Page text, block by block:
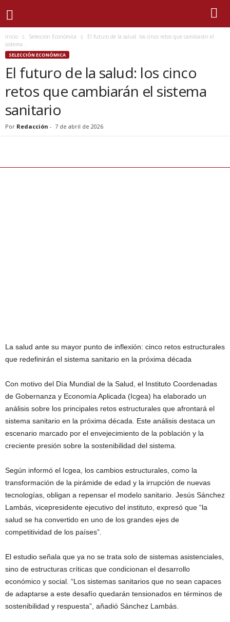
Inicio Selección Económica
El futuro de la salud: los cinco retos que cambiarán el
sistema...
SELECCIÓN ECONÓMICA
El futuro de la salud: los cinco
retos que cambiarán el sistema
sanitario
Por Redacción - 7 de abril de 2026
La salud ante su mayor punto de inflexión: cinco retos estructurales
que redefinirán el sistema sanitario en la próxima década
Con motivo del Día Mundial de la Salud, el Instituto Coordenadas
de Gobernanza y Economía Aplicada (Icgea) ha elaborado un
análisis sobre los principales retos estructurales que afrontará el
sistema sanitario en la próxima década. Este análisis destaca un
escenario marcado por el envejecimiento de la población y la
creciente presión sobre la sostenibilidad del sistema.
Según informó el Icgea, los cambios estructurales, como la
transformación de la pirámide de edad y la irrupción de nuevas
tecnologías, obligan a repensar el modelo sanitario. Jesús Sánchez
Lambás, vicepresidente ejecutivo del instituto, expresó que “la
salud se ha convertido en uno de los grandes ejes de
competitividad de los países”.
El estudio señala que ya no se trata solo de sistemas asistenciales,
sino de estructuras críticas que condicionan el desarrollo
económico y social. “Los sistemas sanitarios que no sean capaces
de adaptarse a este desafío quedarán tensionados en términos de
sostenibilidad y respuesta”, añadió Sánchez Lambás.